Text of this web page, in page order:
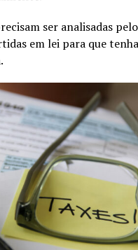
ser analisadas
em lei para que